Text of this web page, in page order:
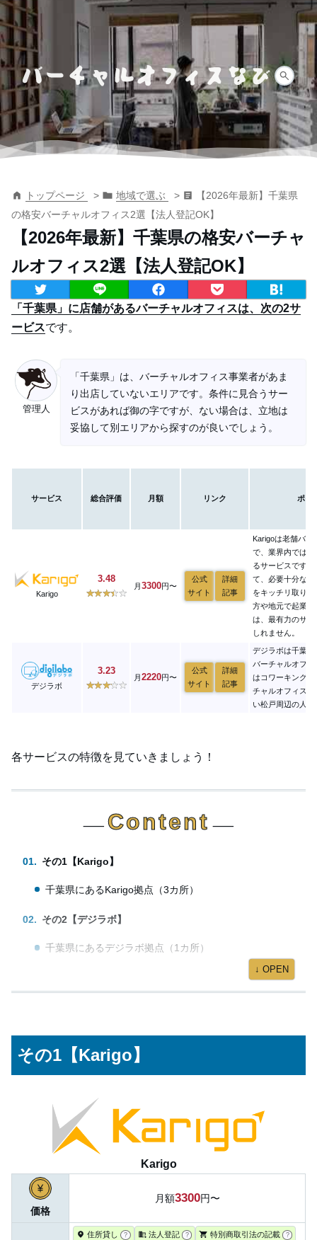
トップページ 地域で選ぶ
【2026年最新】千葉県
の格安バーチャルオフィス2選【法人登記OK】
【2026年最新】千葉県の格安バーチャ
ルオフィス2選【法人登記OK】
「千葉県」に店舗があるバーチャルオフィスは、次の2サ
ービスです。
管理人
「千葉県」は、バーチャルオフィス事業者があま
り出店していないエリアです。条件に見合うサー
ビスがあれば御の字ですが、ない場合は、立地は
妥協して別エリアから探すのが良いでしょう。
サービス 総合評価 月額 リンク ポイ
Karigo
3.48
月3300円〜
公式
サイト
詳細
記事
Karigoは老舗バー
で、業界内では
るサービスです
て、必要十分な
をキッチリ取り
方や地元で起業
は、最有力のサ
しれません。
デジラボ
3.23
月2220円〜
公式
サイト
詳細
記事
デジラボは千葉
バーチャルオフ
はコワーキング
チャルオフィス
い松戸周辺の人
各サービスの特徴を見ていきましょう！
⸺ Content ⸺
↓ OPEN
その1【Karigo】
千葉県にあるKarigo拠点（3カ所）
その2【デジラボ】
千葉県にあるデジラボ拠点（1カ所）
その1【Karigo】
Karigo
価格
月額3300円〜
住所貸し ? 法人登記 ? 特別商取引法の記載 ?